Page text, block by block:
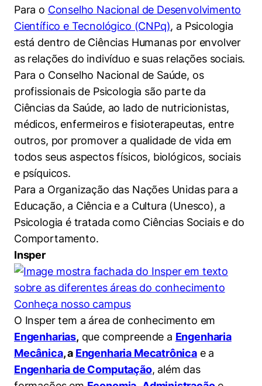
Para o Conselho Nacional de Desenvolvimento
Científico e Tecnológico (CNPq), a Psicologia
está dentro de Ciências Humanas por envolver
as relações do indivíduo e suas relações sociais.
Para o Conselho Nacional de Saúde, os
profissionais de Psicologia são parte da
Ciências da Saúde, ao lado de nutricionistas,
médicos, enfermeiros e fisioterapeutas, entre
outros, por promover a qualidade de vida em
todos seus aspectos físicos, biológicos, sociais
e psíquicos.
Para a Organização das Nações Unidas para a
Educação, a Ciência e a Cultura (Unesco), a
Psicologia é tratada como Ciências Sociais e do
Comportamento.
Insper
Conheça nosso campus
O Insper tem a área de conhecimento em
Engenharias, que compreende a Engenharia
Mecânica, a Engenharia Mecatrônicae a
Engenharia de Computação, além das